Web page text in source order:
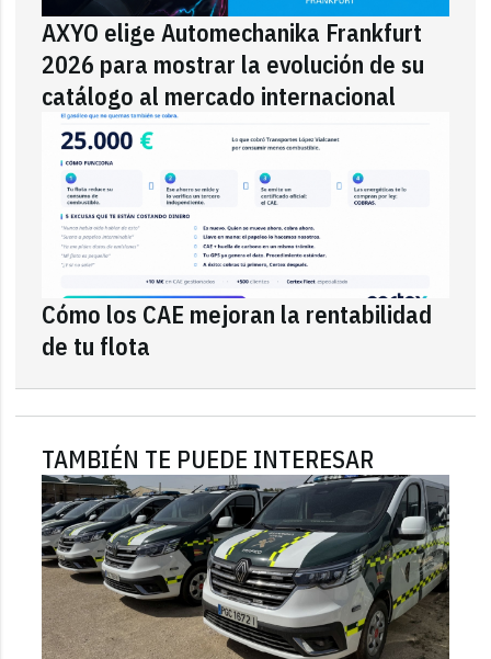
AXYO elige Automechanika Frankfurt
2026 para mostrar la evolución de su
catálogo al mercado internacional
Cómo los CAE mejoran la rentabilidad
de tu flota
TAMBIÉN TE PUEDE INTERESAR